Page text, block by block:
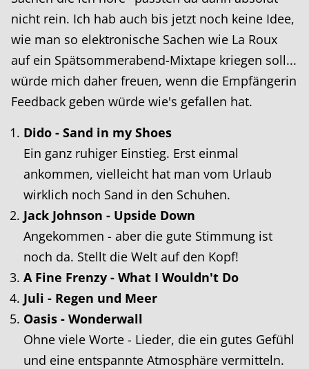
nicht rein. Ich hab auch bis jetzt noch keine Idee,
wie man so elektronische Sachen wie La Roux
auf ein Spätsommerabend-Mixtape kriegen soll...
würde mich daher freuen, wenn die Empfängerin
Feedback geben würde wie's gefallen hat.
Dido - Sand in my Shoes
Ein ganz ruhiger Einstieg. Erst einmal
ankommen, vielleicht hat man vom Urlaub
wirklich noch Sand in den Schuhen.
Jack Johnson - Upside Down
Angekommen - aber die gute Stimmung ist
noch da. Stellt die Welt auf den Kopf!
A Fine Frenzy - What I Wouldn't Do
Juli - Regen und Meer
Oasis - Wonderwall
Ohne viele Worte - Lieder, die ein gutes Gefühl
und eine entspannte Atmosphäre vermitteln.